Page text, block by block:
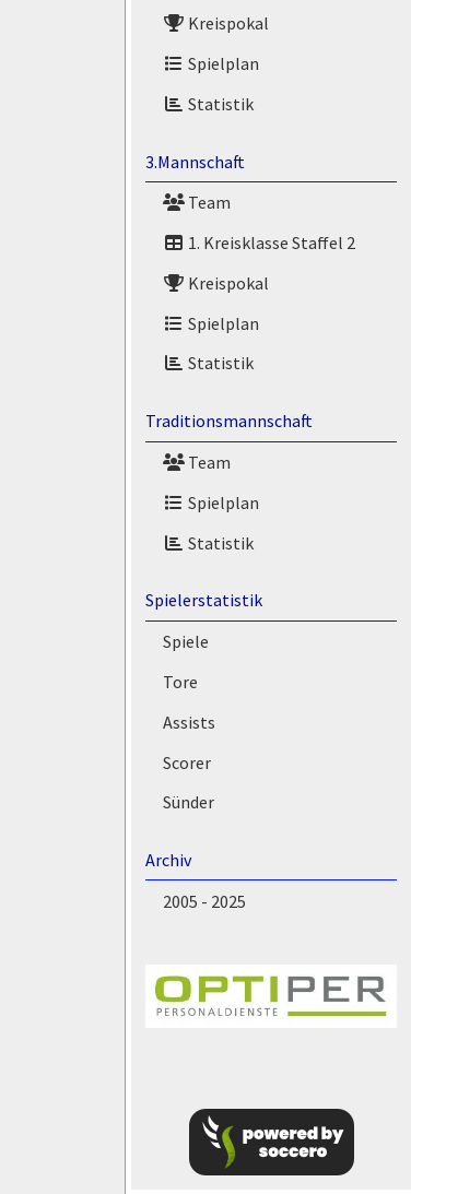
Kreispokal
Spielplan
Statistik
3.Mannschaft
Team
1. Kreisklasse Staffel 2
Kreispokal
Spielplan
Statistik
Traditionsmannschaft
Team
Spielplan
Statistik
Spielerstatistik
Spiele
Tore
Assists
Scorer
Sünder
Archiv
2005 - 2025